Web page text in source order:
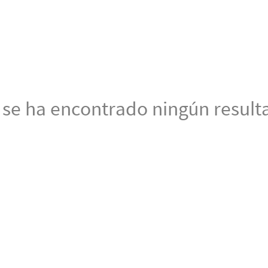
ha encontrado ningún